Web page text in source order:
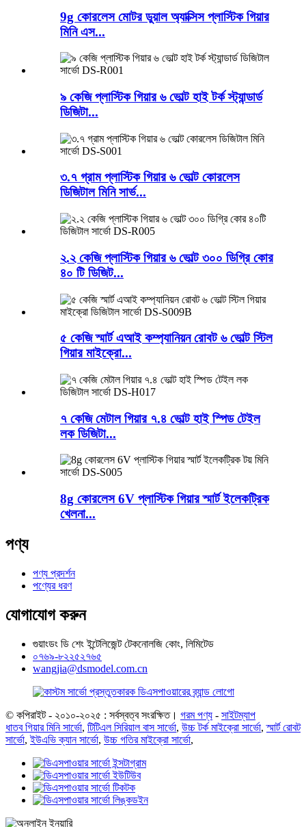
9g কোরলেস মোটর ডুয়াল অ্যাক্সিস প্লাস্টিক গিয়ার
মিনি এস...
৯ কেজি প্লাস্টিক গিয়ার ৬ ভোল্ট হাই টর্ক স্ট্যান্ডার্ড
ডিজিটা...
৩.৭ গ্রাম প্লাস্টিক গিয়ার ৬ ভোল্ট কোরলেস
ডিজিটাল মিনি সার্ভ...
২.২ কেজি প্লাস্টিক গিয়ার ৬ ভোল্ট ৩০০ ডিগ্রি কোর
৪০ টি ডিজিট...
৫ কেজি স্মার্ট এআই কম্প্যানিয়ন রোবট ৬ ভোল্ট স্টিল
গিয়ার মাইক্রো...
৭ কেজি মেটাল গিয়ার ৭.৪ ভোল্ট হাই স্পিড টেইল
লক ডিজিটা...
8g কোরলেস 6V প্লাস্টিক গিয়ার স্মার্ট ইলেকট্রিক
খেলনা...
পণ্য
পণ্য প্রদর্শন
পণ্যের ধরণ
যোগাযোগ করুন
গুয়াংডং ডি শেং ইন্টেলিজেন্ট টেকনোলজি কোং, লিমিটেড
০৭৬৯-৮২২৫২৭৬৫
wangjia@dsmodel.com.cn
© কপিরাইট - ২০১০-২০২৫ : সর্বস্বত্ব সংরক্ষিত। গরম পণ্য - সাইটম্যাপ
ধাতব গিয়ার মিনি সার্ভো, টিটিএল সিরিয়াল বাস সার্ভো, উচ্চ টর্ক মাইক্রো সার্ভো,স্মার্ট রোবট
সার্ভো,ইউএভি ক্যান সার্ভো, উচ্চ গতির মাইক্রো সার্ভো,